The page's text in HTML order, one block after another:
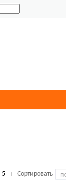
5 Сортировать